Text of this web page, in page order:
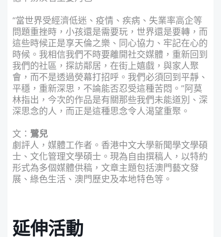
“當世界受經濟低迷、疫情、疾病、失業率高企等
問題重挫時，小孩還是需要玩，世界還是要轉，而
這些時候正是享天倫之樂、同心協力、牢記在心的
時候。我相信我們不時要離開社交媒體，重新回到
我們的社區，探訪鄰居，在街上嬉戲，與家人聚
會，而不是透過熒幕打招呼。我們必須回到平靜、
平穩，重新深思，不論能否忍受這種苦悶。”阿莫
林指出，今次的作品是有關那些我們未能道別、深
深思念的人，而正是這種思念令人渴望重聚。
文： 鷺兒
劇評人，媒體工作者。香港中文大學新聞學文學碩
士、文化管理文學碩士。現為自由撰稿人，以特約
形式為多個媒體供稿，文章主題包括澳門藝文發
展、綠色生活、澳門歷史及本地特色等。
延伸活動